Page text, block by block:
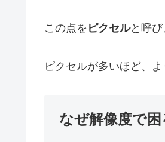
この点を ピクセルと呼び
ピクセルが多いほど、
なぜ解像度で